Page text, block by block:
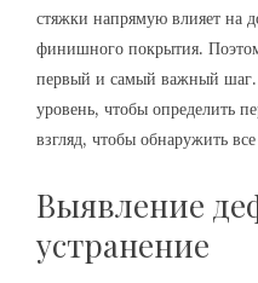
стяжки напрямую влияет на
финишного покрытия.
первый и самый важный шаг.
уровень, чтобы определить
взгляд, чтобы обнаружить
Выявление
устранение